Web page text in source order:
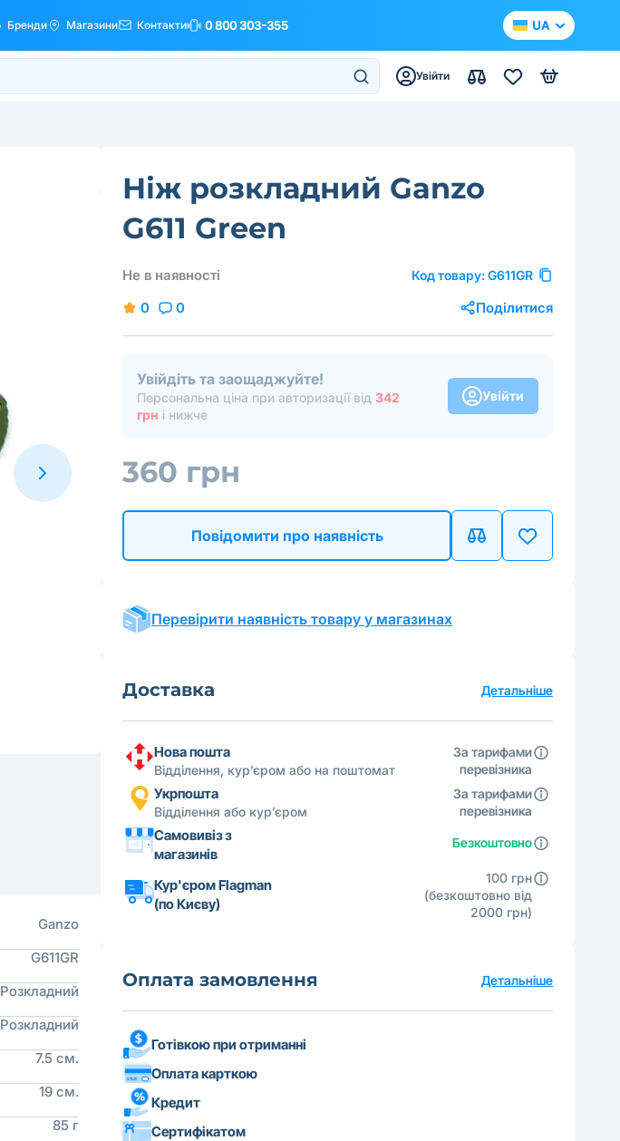
Бренди Магазини Контакти 0 800 303-355 UA
Увійти
Ganzo
G611GR
Розкладний
Розкладний
7.5 см.
19 см.
85 г
Ніж розкладний Ganzo
G611 Green
Не в наявності Код товару: G611GR
0 0 Поділитися
Увійдіть та заощаджуйте!
Персональна ціна при авторизації від 342
грн і нижче
Увійти
360 грн
Повідомити про наявність
Перевірити наявність товару у магазинах
Доставка Детальніше
Нова пошта
Відділення, кур’єром або на поштомат
За тарифами
перевізника
Укрпошта
Відділення або кур’єром
За тарифами
перевізника
Самовивіз з
магазинів
Безкоштовно
Кур'єром Flagman
(по Києву)
100 грн
(безкоштовно від
2000 грн)
Оплата замовлення Детальніше
Готівкою при отриманні
Оплата карткою
Кредит
Сертифікатом